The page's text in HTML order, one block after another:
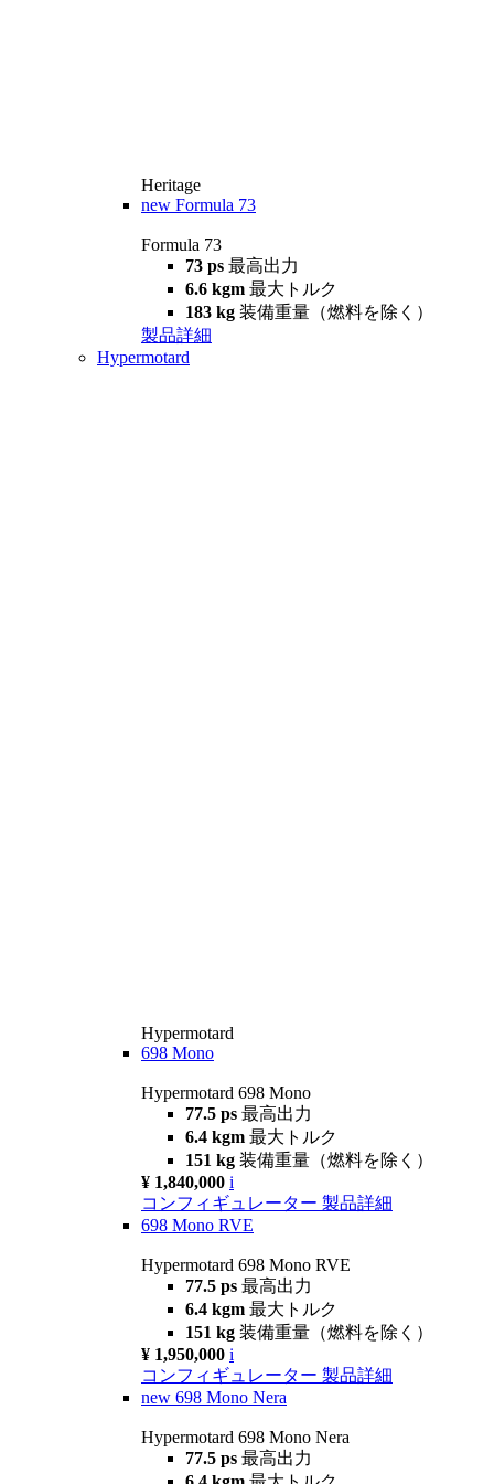
Heritage
new Formula 73
Formula 73
73 ps 最高出力
6.6 kgm 最大トルク
183 kg 装備重量（燃料を除く）
製品詳細
Hypermotard
Hypermotard
698 Mono
Hypermotard 698 Mono
77.5 ps 最高出力
6.4 kgm 最大トルク
151 kg 装備重量（燃料を除く）
¥ 1,840,000 i
コンフィギュレーター 製品詳細
698 Mono RVE
Hypermotard 698 Mono RVE
77.5 ps 最高出力
6.4 kgm 最大トルク
151 kg 装備重量（燃料を除く）
¥ 1,950,000 i
コンフィギュレーター 製品詳細
new 698 Mono Nera
Hypermotard 698 Mono Nera
77.5 ps 最高出力